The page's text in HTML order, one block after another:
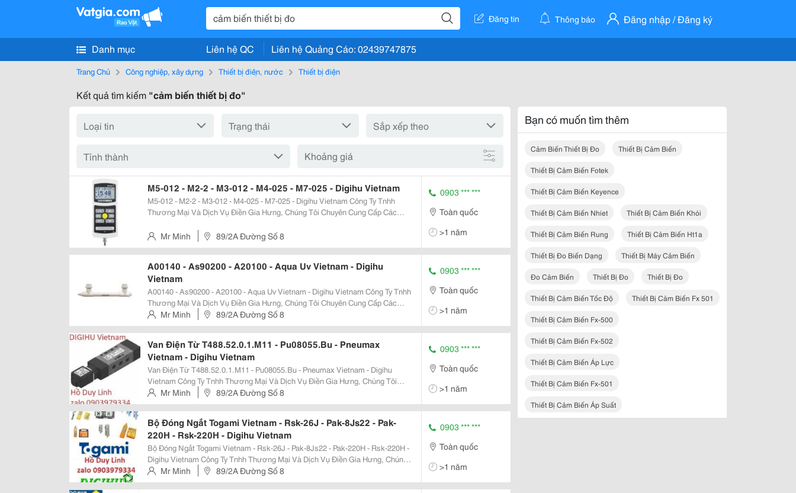
Đăng tin Thông báo Đăng nhập / Đăng ký
Danh mục Liên hệ QC Liên hệ Quảng Cáo: 02439747875
Trang Chủ Công nghiệp, xây dựng Thiết bị điện, nước Thiết bị điện
Kết quả tìm kiếm "cảm biến thiết bị đo"
Khoảng giá
M5-012 - M2-2 - M3-012 - M4-025 - M7-025 - Digihu Vietnam
M5-012 - M2-2 - M3-012 - M4-025 - M7-025 - Digihu Vietnam Công Ty Tnhh
Thương Mại Và Dịch Vụ Điền Gia Hưng, Chúng Tôi Chuyên Cung Cấp Các
Mức, Đo Lưu Lượng...... Hãy...
Mr Minh 89/2A Đường Số 8
0903 *** ***
Toàn quốc
>1 năm
A00140 - As90200 - A20100 - Aqua Uv Vietnam - Digihu
Vietnam
A00140 - As90200 - A20100 - Aqua Uv Vietnam - Digihu Vietnam Công Ty Tnhh
Thương Mại Và Dịch Vụ Điền Gia Hưng, Chúng Tôi Chuyên Cung Cấp Các
Thiệt Bị Tự Động Hóa Bao Gồm Cảm Biến, Thiết Bị Đo Nhiệt Độ, Áp Suất, Đo
Mức, Đo Lưu Lượng. Hãy Cung...
Mr Minh 89/2A Đường Số 8
0903 *** ***
Toàn quốc
>1 năm
Van Điện Từ T488.52.0.1.M11 - Pu08055.Bu - Pneumax
Vietnam - Digihu Vietnam
Van Điện Từ T488.52.0.1.M11 - Pu08055.Bu - Pneumax Vietnam - Digihu
Vietnam Công Ty Tnhh Thương Mại Và Dịch Vụ Điền Gia Hưng, Chúng Tôi
Chuyên Cung Cấp Các Thiệt Bị Tự Động Hóa Bao Gồm Cảm Biến, Thiết Bị Đo
Nhiệt Độ, Áp Suất, Đo Mức, Đo Lưu...
Mr Minh 89/2A Đường Số 8
0903 *** ***
Toàn quốc
>1 năm
Bộ Đóng Ngắt Togami Vietnam - Rsk-26J - Pak-8Js22 - Pak-
220H - Rsk-220H - Digihu Vietnam
Bộ Đóng Ngắt Togami Vietnam - Rsk-26J - Pak-8Js22 - Pak-220H - Rsk-220H -
Digihu Vietnam Công Ty Tnhh Thương Mại Và Dịch Vụ Điền Gia Hưng, Chúng
Tôi Chuyên Cung Cấp Các Thiệt Bị Tự Động Hóa Bao Gồm Cảm Biến, Thiết Bị
Đo Nhiệt Độ, Áp Suất, Đo Mức,...
Mr Minh 89/2A Đường Số 8
0903 *** ***
Toàn quốc
>1 năm
Bạn có muốn tìm thêm
Cảm Biến Thiết Bị Đo Thiết Bị Cảm Biến
Thiết Bị Cảm Biến Fotek
Thiết Bị Cảm Biến Keyence
Thiết Bị Cảm Biến Nhiet Thiết Bị Cảm Biến Khói
Thiết Bị Cảm Biến Rung Thiết Bị Cảm Biến Ht1a
Thiết Bị Đo Biến Dạng Thiết Bị Máy Cảm Biến
Đo Cảm Biến Thiết Bị Đo Thiết Bị Đo
Thiết Bị Cảm Biến Tốc Độ Thiết Bị Cảm Biến Fx 501
Thiết Bị Cảm Biến Fx-500
Thiết Bị Cảm Biến Fx-502
Thiết Bị Cảm Biến Áp Lực
Thiết Bị Cảm Biến Fx-501
Thiết Bị Cảm Biến Áp Suất